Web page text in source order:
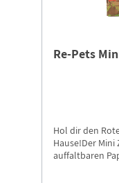
Re-Pets
Hol dir den
Hause!Der
auffaltbaren